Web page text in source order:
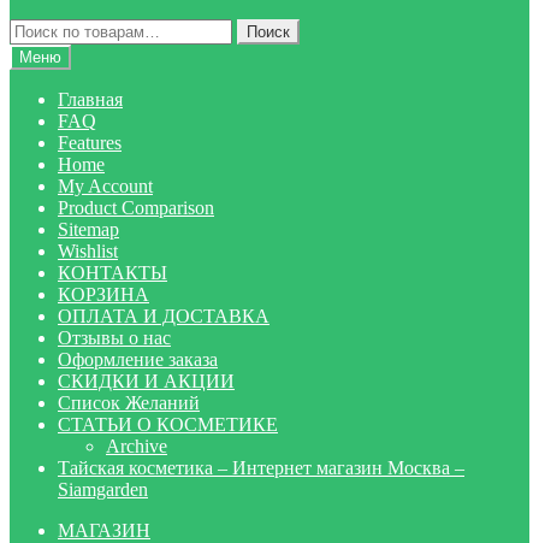
Искать:
Поиск
Меню
Главная
FAQ
Features
Home
My Account
Product Comparison
Sitemap
Wishlist
КОНТАКТЫ
КОРЗИНА
ОПЛАТА И ДОСТАВКА
Отзывы о нас
Оформление заказа
СКИДКИ И АКЦИИ
Список Желаний
СТАТЬИ О КОСМЕТИКЕ
Archive
Тайская косметика – Интернет магазин Москва –
Siamgarden
МАГАЗИН